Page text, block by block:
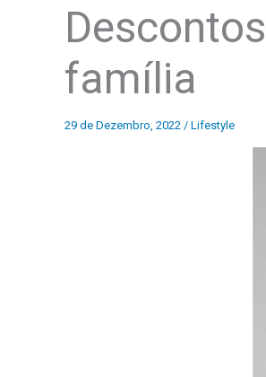
família
29 de Dezembro, 2022 / Lifestyle